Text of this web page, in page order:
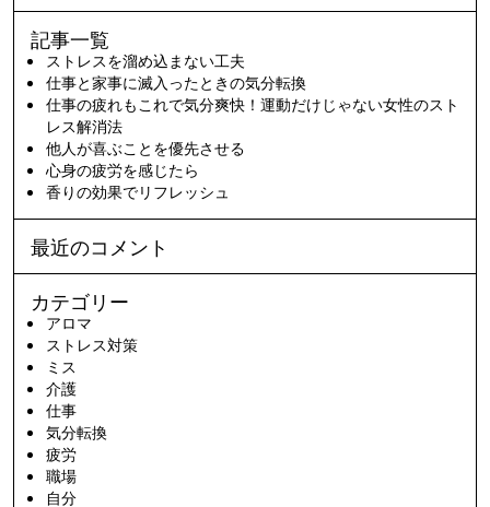
記事一覧
ストレスを溜め込まない工夫
仕事と家事に滅入ったときの気分転換
仕事の疲れもこれで気分爽快！運動だけじゃない女性のスト
レス解消法
他人が喜ぶことを優先させる
心身の疲労を感じたら
香りの効果でリフレッシュ
最近のコメント
カテゴリー
アロマ
ストレス対策
ミス
介護
仕事
気分転換
疲労
職場
自分